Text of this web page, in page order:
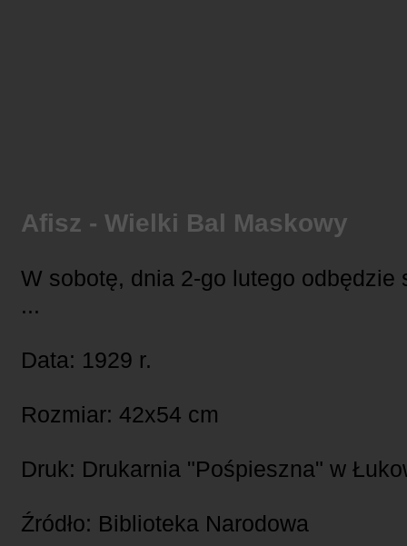
Afisz - Wielki Bal Maskowy
W sobotę, dnia 2-go lutego odbędzie
...
Data: 1929 r.
Rozmiar: 42x54 cm
Druk: Drukarnia "Pośpieszna" w
Źródło: Biblioteka Narodowa